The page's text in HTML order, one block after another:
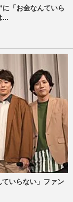
に「お金なんていら
...
いらない」ファン